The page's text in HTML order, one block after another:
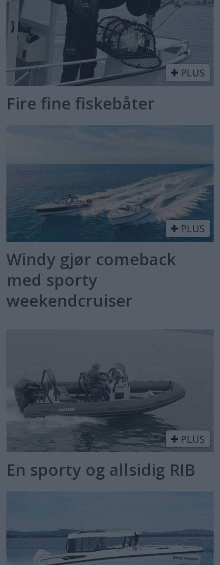
PLUS
Fire fine fiskebåter
PLUS
Windy gjør comeback
med sporty
weekendcruiser
PLUS
En sporty og allsidig RIB